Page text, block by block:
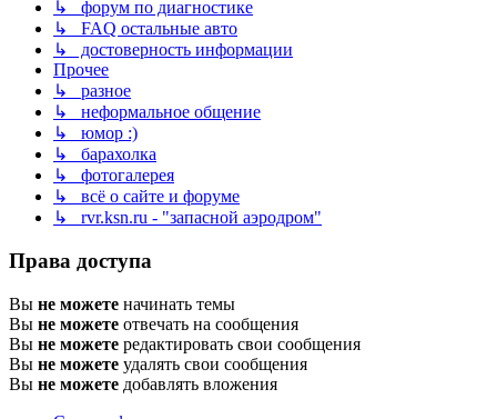
↳ форум по диагностике
↳ FAQ остальные авто
↳ достоверность информации
Прочее
↳ разное
↳ неформальное общение
↳ юмор :)
↳ барахолка
↳ фотогалерея
↳ всё о сайте и форуме
↳ rvr.ksn.ru - "запасной аэродром"
Права доступа
Вы не можете начинать темы
Вы не можете отвечать на сообщения
Вы не можете редактировать свои сообщения
Вы не можете удалять свои сообщения
Вы не можете добавлять вложения